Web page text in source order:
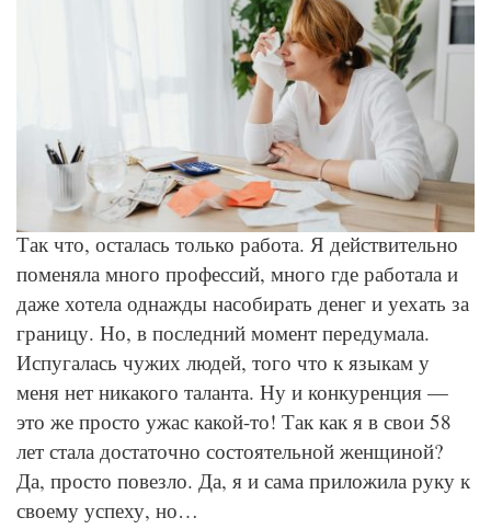
© Pexels
Так что, осталась только работа. Я действительно
поменяла много профессий, много где работала и
даже хотела однажды насобирать денег и уехать за
границу. Но, в последний момент передумала.
Испугалась чужих людей, того что к языкам у
меня нет никакого таланта. Ну и конкуренция —
это же просто ужас какой-то! Так как я в свои 58
лет стала достаточно состоятельной женщиной?
Да, просто повезло. Да, я и сама приложила руку к
своему успеху, но…